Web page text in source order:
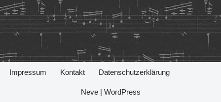
Impressum Kontakt Datenschutzerklärung
Neve| WordPress